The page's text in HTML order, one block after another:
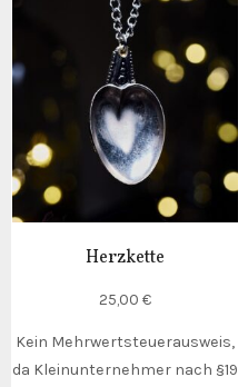
Herzkette
25,00€
Kein Mehrwertsteuerausweis,
da Kleinunternehmer nach §19